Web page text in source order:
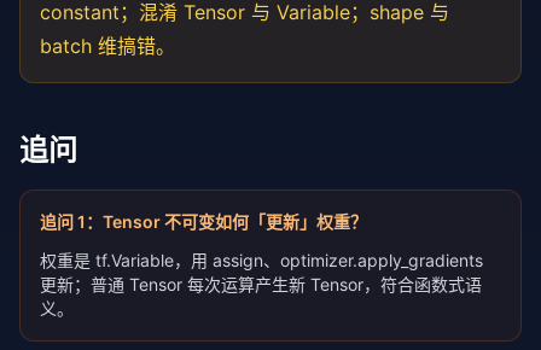
constant；混淆 Tensor 与 Variable；shape 与
batch 维搞错。
追问
追问1 ： Tensor 不可变如何「更新」权重？
权重是 tf.Variable，用 assign、optimizer.apply_gradients
更新；普通 Tensor 每次运算产生新 Tensor，符合函数式语
义。